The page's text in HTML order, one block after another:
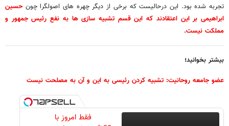
تجربه شده بود. این درحالیست که برخی از دیگر چهره های اصولگرا چون حسین
ابراهیمی بر این اعتقادند که این قسم تشبیه سازی ها به نفع رئیس جمهور و
مملکت نیست.
بیشتر بخوانید؛
عضو جامعه روحانیت: تشبیه کردن رئیسی به این و آن به مصلحت نیست
فقط امروز با